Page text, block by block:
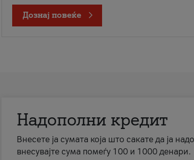
Дознај повеќе
Надополни кредит
Внесете ја сумата која што сакате да ја
внесувајте сума помеѓу 100 и 1000 денари.